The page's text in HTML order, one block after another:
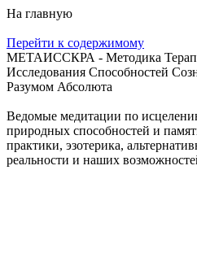
На главную
Перейти к содержимому
МЕТАИССКРА - Методика
Исследования Способностей
Разумом Абсолюта
Ведомые медитации по
природных способностей и
практики, эзотерика,
реальности и наших